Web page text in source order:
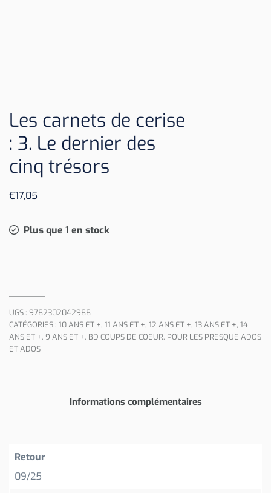
Les carnets de cerise
: 3. Le dernier des
cinq trésors
€17,05
Plus que 1 en stock
UGS : 9782302042988
CATÉGORIES : 10 ANS ET +, 11 ANS ET +, 12 ANS ET +, 13 ANS ET +, 14
ANS ET +, 9 ANS ET +, BD COUPS DE COEUR, POUR LES PRESQUE ADOS
ET ADOS
Informations complémentaires
Retour
09/25